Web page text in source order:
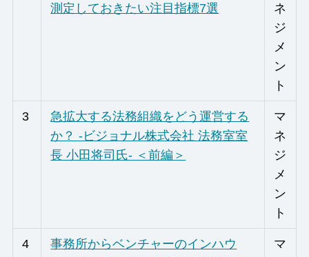
測定しておきたい注目指標7選
ネ
ジ
メ
ン
ト
3
急拡大する法務組織をどう運営する
か？ -ビジョナル株式会社 法務室室
長 小田将司氏- ＜前編＞
マ
ネ
ジ
メ
ン
ト
4
事務所からベンチャーのインハウ
マ